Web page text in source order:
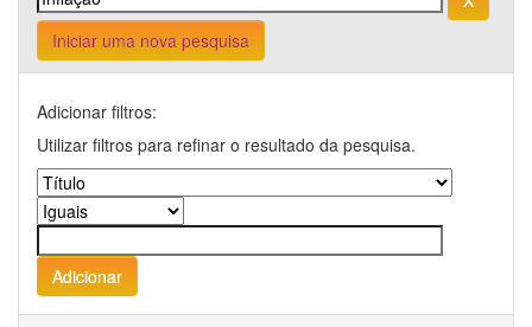
Iniciar uma nova pesquisa
Adicionar filtros:
Utilizar filtros para refinar o resultado da pesquisa.